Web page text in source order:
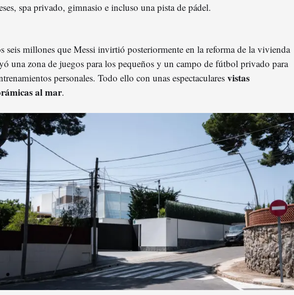
spa privado, gimnasio e incluso una pista de pádel.
seis millones que Messi invirtió posteriormente en la reforma de la vivienda
una zona de juegos para los pequeños y un campo de fútbol privado para
personales. Todo ello con unas espectaculares vistas
al mar.